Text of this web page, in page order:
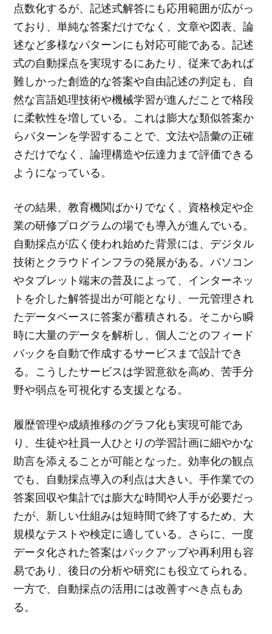
点数化するが、記述式解答にも応用範囲が広がっ
ており、単純な答案だけでなく、文章や図表、論
述など多様なパターンにも対応可能である。記述
式の自動採点を実現するにあたり、従来であれば
難しかった創造的な答案や自由記述の判定も、自
然な言語処理技術や機械学習が進んだことで格段
に柔軟性を増している。これは膨大な類似答案か
らパターンを学習することで、文法や語彙の正確
さだけでなく、論理構造や伝達力まで評価できる
ようになっている。
その結果、教育機関ばかりでなく、資格検定や企
業の研修プログラムの場でも導入が進んでいる。
自動採点が広く使われ始めた背景には、デジタル
技術とクラウドインフラの発展がある。パソコン
やタブレット端末の普及によって、インターネッ
トを介した解答提出が可能となり、一元管理され
たデータベースに答案が蓄積される。そこから瞬
時に大量のデータを解析し、個人ごとのフィード
バックを自動で作成するサービスまで設計でき
る。こうしたサービスは学習意欲を高め、苦手分
野や弱点を可視化する支援となる。
履歴管理や成績推移のグラフ化も実現可能であ
り、生徒や社員一人ひとりの学習計画に細やかな
助言を添えることが可能となった。効率化の観点
でも、自動採点導入の利点は大きい。手作業での
答案回収や集計では膨大な時間や人手が必要だっ
たが、新しい仕組みは短時間で終了するため、大
規模なテストや検定に適している。さらに、一度
データ化された答案はバックアップや再利用も容
易であり、後日の分析や研究にも役立てられる。
一方で、自動採点の活用には改善すべき点もあ
る。